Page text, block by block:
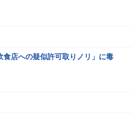
食店への疑似許可取りノリ」に毒